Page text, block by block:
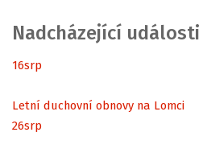
Nadcházející události
16srp
Letní duchovní obnovy na Lomci
26srp